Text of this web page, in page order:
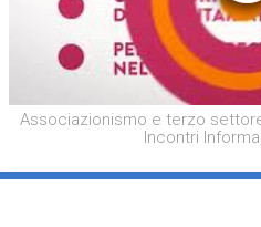
Associazionismo e terzo
Incontri